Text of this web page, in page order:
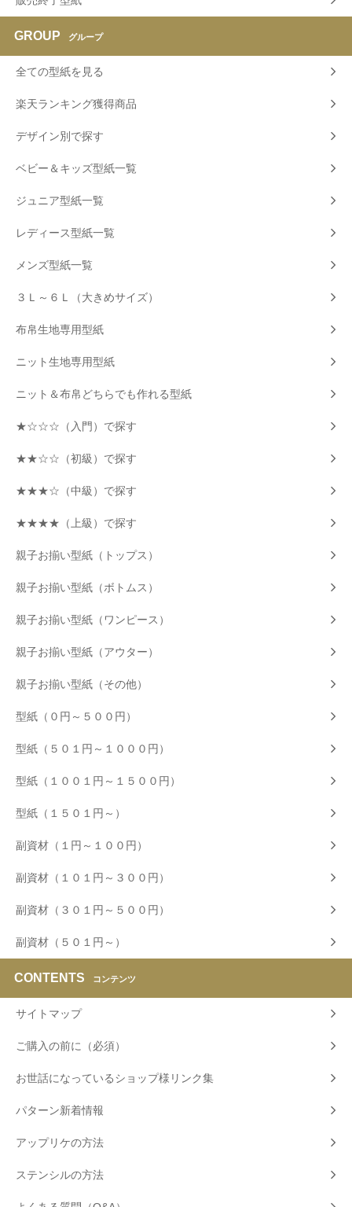
GROUP グループ
全ての型紙を見る
楽天ランキング獲得商品
デザイン別で探す
ベビー＆キッズ型紙一覧
ジュニア型紙一覧
レディース型紙一覧
メンズ型紙一覧
３Ｌ～６Ｌ（大きめサイズ）
布帛生地専用型紙
ニット生地専用型紙
ニット＆布帛どちらでも作れる型紙
★☆☆☆（入門）で探す
★★☆☆（初級）で探す
★★★☆（中級）で探す
★★★★（上級）で探す
親子お揃い型紙（トップス）
親子お揃い型紙（ボトムス）
親子お揃い型紙（ワンピース）
親子お揃い型紙（アウター）
親子お揃い型紙（その他）
型紙（０円～５００円）
型紙（５０１円～１０００円）
型紙（１００１円～１５００円）
型紙（１５０１円～）
副資材（１円～１００円）
副資材（１０１円～３００円）
副資材（３０１円～５００円）
副資材（５０１円～）
CONTENTS コンテンツ
サイトマップ
ご購入の前に（必須）
お世話になっているショップ様リンク集
パターン新着情報
アップリケの方法
ステンシルの方法